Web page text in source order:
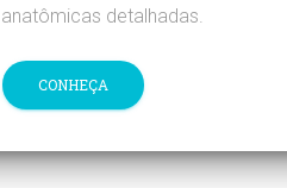
anatômicas detalhadas.
CONHEÇA